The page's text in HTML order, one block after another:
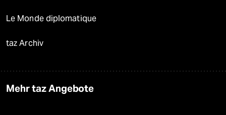
Le Monde diplomatique
taz Archiv
Mehr taz Angebote